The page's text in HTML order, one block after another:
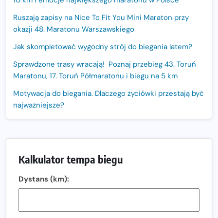
Ruszają zapisy na Nice To Fit You Mini Maraton przy
okazji 48. Maratonu Warszawskiego
Jak skompletować wygodny strój do biegania latem?
Sprawdzone trasy wracają! Poznaj przebieg 43. Toruń
Maratonu, 17. Toruń Półmaratonu i biegu na 5 km
Motywacja do biegania. Dlaczego życiówki przestają być
najważniejsze?
Sprawdzony przebieg i profil stworzony do szybkiego
biegania
Amazfit Balance 3: Kompleksowe narzędzie dla biegacza
Kalkulator tempa biegu
Dystans (km):